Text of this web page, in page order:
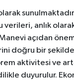
anlık
açıdan
doğru bir
aktivitesi ve
duyurulur.